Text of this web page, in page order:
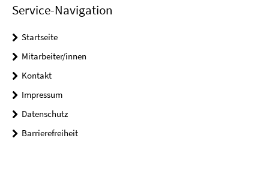
Service-Navigation
Startseite
Mitarbeiter/innen
Kontakt
Impressum
Datenschutz
Barrierefreiheit